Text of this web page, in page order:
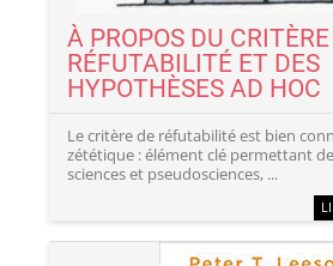
À PROPOS DU
RÉFUTABILITÉ ET DES
HYPOTHÈSES AD HOC
Le critère de réfutabilité est bien
zététique : élément clé permettant
sciences et pseudosciences, ...